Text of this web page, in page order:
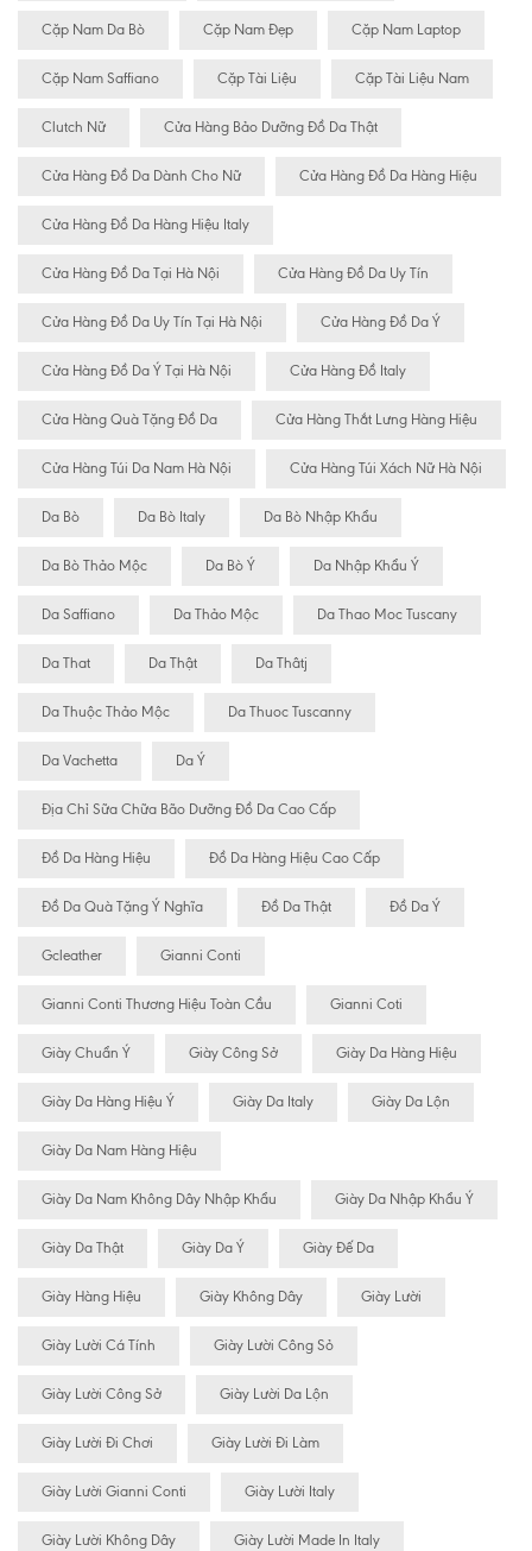
Cặp Nam Da Bò Cặp Nam Đẹp Cặp Nam Laptop
Cặp Nam Saffiano Cặp Tài Liệu Cặp Tài Liệu Nam
Clutch Nữ Cửa Hàng Bảo Dưỡng Đồ Da Thật
Cửa Hàng Đồ Da Dành Cho Nữ Cửa Hàng Đồ Da Hàng Hiệu
Cửa Hàng Đồ Da Hàng Hiệu Italy
Cửa Hàng Đồ Da Tại Hà Nội Cửa Hàng Đồ Da Uy Tín
Cửa Hàng Đồ Da Uy Tín Tại Hà Nội Cửa Hàng Đồ Da Ý
Cửa Hàng Đồ Da Ý Tại Hà Nội Cửa Hàng Đồ Italy
Cửa Hàng Quà Tặng Đồ Da Cửa Hàng Thắt Lưng Hàng Hiệu
Cửa Hàng Túi Da Nam Hà Nội Cửa Hàng Túi Xách Nữ Hà Nội
Da Bò Da Bò Italy Da Bò Nhập Khẩu
Da Bò Thảo Mộc Da Bò Ý Da Nhập Khẩu Ý
Da Saffiano Da Thảo Mộc Da Thao Moc Tuscany
Da That Da Thật Da Thâtj
Da Thuộc Thảo Mộc Da Thuoc Tuscanny
Da Vachetta Da Ý
Địa Chỉ Sữa Chữa Bão Dưỡng Đồ Da Cao Cấp
Đồ Da Hàng Hiệu Đồ Da Hàng Hiệu Cao Cấp
Đồ Da Quà Tặng Ý Nghĩa Đồ Da Thật Đồ Da Ý
Gcleather Gianni Conti
Gianni Conti Thương Hiệu Toàn Cầu Gianni Coti
Giày Chuẩn Ý Giày Công Sở Giày Da Hàng Hiệu
Giày Da Hàng Hiệu Ý Giày Da Italy Giày Da Lộn
Giày Da Nam Hàng Hiệu
Giày Da Nam Không Dây Nhập Khẩu Giày Da Nhập Khẩu Ý
Giày Da Thật Giày Da Ý Giày Đế Da
Giày Hàng Hiệu Giày Không Dây Giày Lười
Giày Lười Cá Tính Giày Lười Công Sỏ
Giày Lười Công Sở Giày Lười Da Lộn
Giày Lười Đi Chơi Giày Lười Đi Làm
Giày Lười Gianni Conti Giày Lười Italy
Giày Lười Không Dây Giày Lười Made In Italy